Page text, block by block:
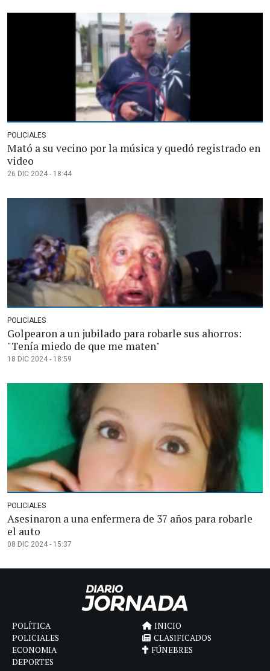
POLICIALES
Mató a su vecino por la música y quedó registrado en
video
26 DIC 2024 - 18:44
POLICIALES
Golpearon a un jubilado para robarle sus ahorros:
"Tenía miedo de que me maten"
18 DIC 2024 - 18:59
POLICIALES
Asesinaron a una enfermera de 37 años para robarle
el auto
08 DIC 2024 - 15:37
POLÍTICA
POLICIALES
ECONOMIA
DEPORTES
INICIO
CLASIFICADOS
FÚNEBRES